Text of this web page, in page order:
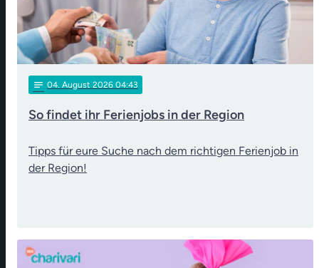
notes 04. August 2026 04:43
So findet ihr Ferienjobs in der Region
Tipps für eure Suche nach dem richtigen Ferienjob in
der Region!